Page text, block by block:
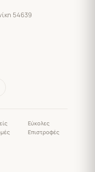
54639
Εύκολες
Επιστροφές